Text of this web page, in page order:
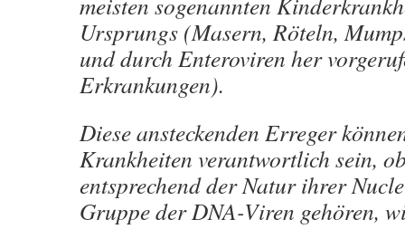
Ursprungs (Masern, Röteln,
und durch Enteroviren her
Erkrankungen).
Diese ansteckenden Erreger
Krankheiten verantwortlich sein,
entsprechend der Natur ihrer
Gruppe der DNA-Viren gehören,